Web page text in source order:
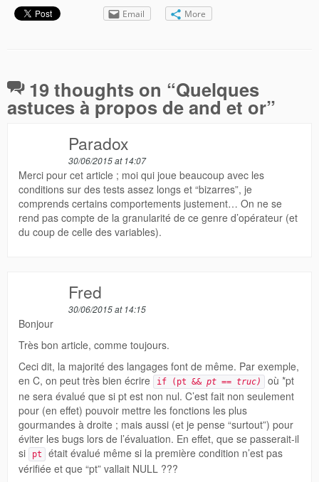
Email More
19 thoughts on “Quelques
astuces à propos de and et or”
Paradox
30/06/2015 at 14:07
Merci pour cet article ; moi qui joue beaucoup avec les
conditions sur des tests assez longs et “bizarres”, je
comprends certains comportements justement… On ne se
rend pas compte de la granularité de ce genre d’opérateur (et
du coup de celle des variables).
Fred
30/06/2015 at 14:15
Bonjour
Très bon article, comme toujours.
Ceci dit, la majorité des langages font de même. Par exemple,
en C, on peut très bien écrire
if (pt && pt == truc)
où *pt
ne sera évalué que si pt est non nul. C’est fait non seulement
pour (en effet) pouvoir mettre les fonctions les plus
gourmandes à droite ; mais aussi (et je pense “surtout”) pour
éviter les bugs lors de l’évaluation. En effet, que se passerait-il
si
pt
était évalué même si la première condition n’est pas
vérifiée et que “pt” vallait NULL ???